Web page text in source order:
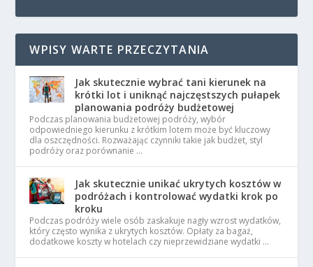
WPISY WARTE PRZECZYTANIA
Jak skutecznie wybrać tani kierunek na
krótki lot i uniknąć najczęstszych pułapek
planowania podróży budżetowej
Podczas planowania budżetowej podróży, wybór
odpowiedniego kierunku z krótkim lotem może być kluczowy
dla oszczędności. Rozważając czynniki takie jak budżet, styl
podróży oraz porównanie …
Jak skutecznie unikać ukrytych kosztów w
podróżach i kontrolować wydatki krok po
kroku
Podczas podróży wiele osób zaskakuje nagły wzrost wydatków,
który często wynika z ukrytych kosztów. Opłaty za bagaż,
dodatkowe koszty w hotelach czy nieprzewidziane wydatki …